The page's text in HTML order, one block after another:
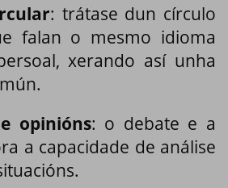
: trátase dun círculo
falan o mesmo idioma
xerando así unha
opinións: o debate e a
a capacidade de análise